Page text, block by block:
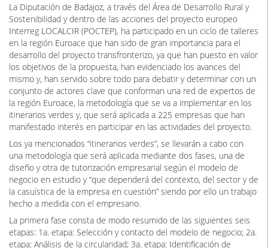
La Diputación de Badajoz, a través del Área de Desarrollo Rural y
Sostenibilidad y dentro de las acciones del proyecto europeo
Interreg LOCALCIR (POCTEP), ha participado en un ciclo de talleres
en la región Euroace que han sido de gran importancia para el
desarrollo del proyecto transfronterizo, ya que han puesto en valor
los objetivos de la propuesta, han evidenciado los avances del
mismo y, han servido sobre todo para debatir y determinar con un
conjunto de actores clave que conforman una red de expertos de
la región Euroace, la metodología que se va a implementar en los
itinerarios verdes y, que será aplicada a 225 empresas que han
manifestado interés en participar en las actividades del proyecto.
Los ya mencionados “itinerarios verdes”, se llevarán a cabo con
una metodología que será aplicada mediante dos fases, una de
diseño y otra de tutorización empresarial según el modelo de
negocio en estudio y “que dependerá del contexto, del sector y de
la casuística de la empresa en cuestión” siendo por ello un trabajo
hecho a medida con el empresario.
La primera fase consta de modo resumido de las siguientes seis
etapas: 1a. etapa: Selección y contacto del modelo de negocio; 2a.
etapa: Análisis de la circularidad; 3a. etapa: Identificación de